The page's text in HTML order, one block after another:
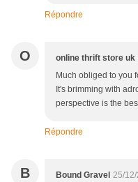
Répondre
O online thrift store uk
Much obliged to you
It's brimming with
perspective is the
Répondre
B Bound Gravel 25/